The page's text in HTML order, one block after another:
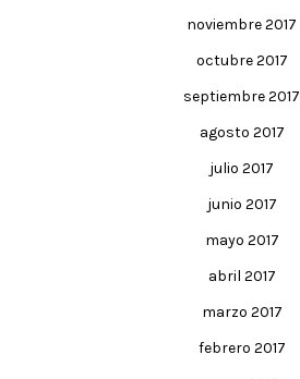
noviembre 2017
octubre 2017
septiembre 2017
agosto 2017
julio 2017
junio 2017
mayo 2017
abril 2017
marzo 2017
febrero 2017